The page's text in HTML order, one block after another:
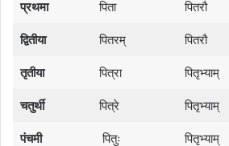
प्रथमा पिता पितरौ
द्वितीया पितरम् पितरौ
तृतीया पित्रा पितृभ्याम्
चतुर्थी पित्रे पितृभ्याम्
पंचमी पितुः पितृभ्याम्